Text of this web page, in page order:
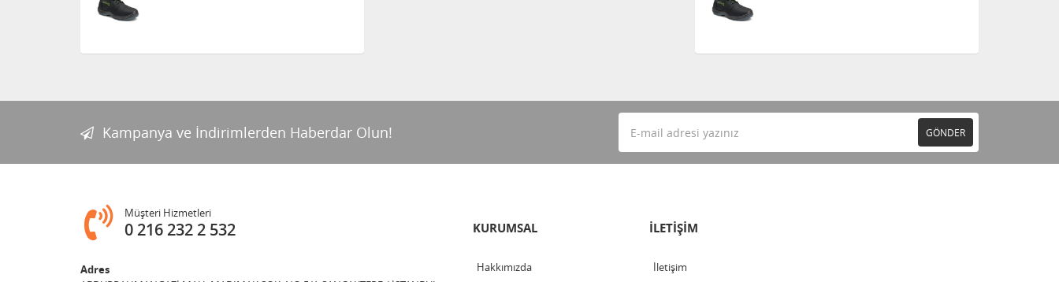
Kampanya ve İndirimlerden Haberdar Olun! GÖNDER
Müşteri Hizmetleri
0 216 232 2 532
Adres
KURUMSAL
Hakkımızda
İLETİŞİM
İletişim